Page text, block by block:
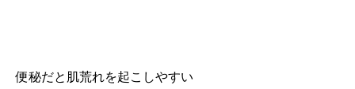
便秘だと肌荒れを起こしやすい